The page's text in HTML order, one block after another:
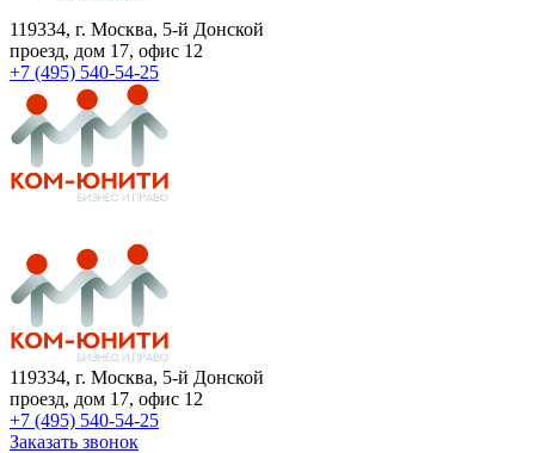
119334, г. Москва, 5-й Донской
проезд, дом 17, офис 12
+7 (495) 540-54-25
119334, г. Москва, 5-й Донской
проезд, дом 17, офис 12
+7 (495) 540-54-25
Заказать звонок